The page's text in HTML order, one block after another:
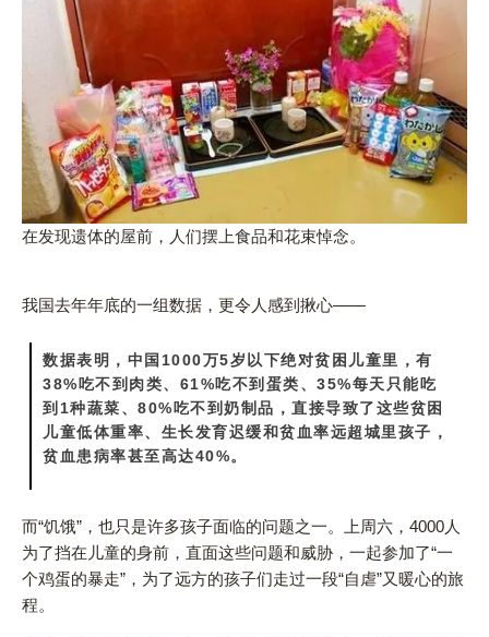
在发现遗体的屋前，人们摆上食品和花束悼念。
我国去年年底的一组数据，更令人感到揪心——
数据表明，中国1000万5岁以下绝对贫困儿童里，有
38%吃不到肉类、61%吃不到蛋类、35%每天只能吃
到1种蔬菜、80%吃不到奶制品，直接导致了这些贫困
儿童低体重率、生长发育迟缓和贫血率远超城里孩子，
贫血患病率甚至高达40%。
而“饥饿”，也只是许多孩子面临的问题之一。上周六，4000人
为了挡在儿童的身前，直面这些问题和威胁，一起参加了“一
个鸡蛋的暴走”，为了远方的孩子们走过一段“自虐”又暖心的旅
程。